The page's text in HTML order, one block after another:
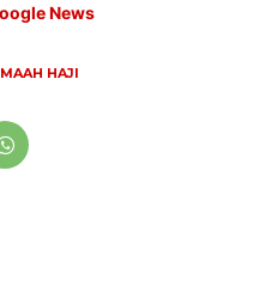
News
HAJI